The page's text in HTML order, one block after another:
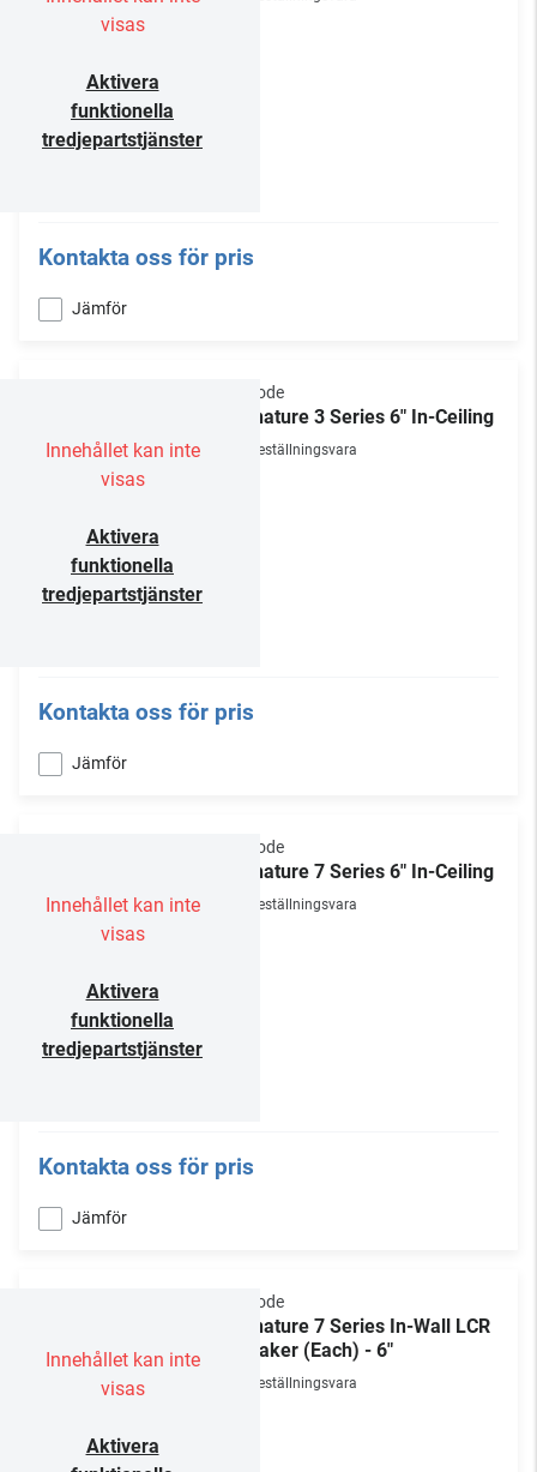
visas
Aktivera
funktionella
tredjepartstjänster
Kontakta oss för pris
Jämför
Innehållet kan inte
visas
Aktivera
funktionella
tredjepartstjänster
Episode
Signature 3 Series 6" In-Ceiling
Beställningsvara
Kontakta oss för pris
Jämför
Innehållet kan inte
visas
Aktivera
funktionella
tredjepartstjänster
Episode
Signature 7 Series 6" In-Ceiling
Beställningsvara
Kontakta oss för pris
Jämför
Innehållet kan inte
visas
Aktivera
Episode
Signature 7 Series In-Wall LCR
Speaker (Each) - 6"
Beställningsvara